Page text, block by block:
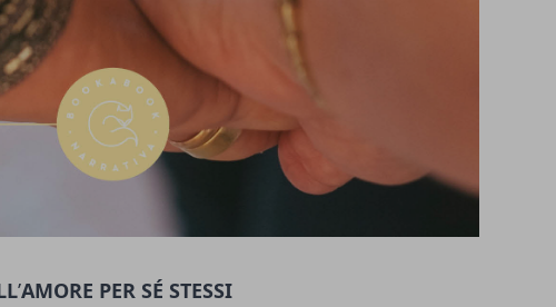
’AMORE PER SÉ STESSI